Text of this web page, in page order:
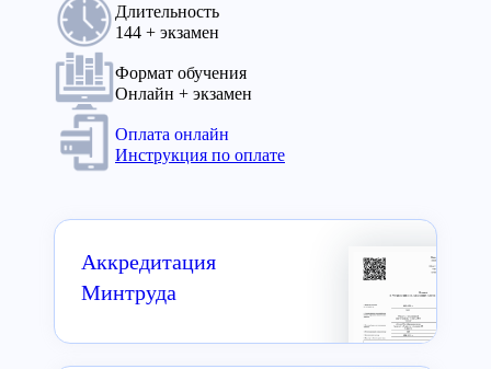
Длительность
144 + экзамен
Формат обучения
Онлайн + экзамен
Оплата онлайн
Инструкция по оплате
Аккредитация
Минтруда